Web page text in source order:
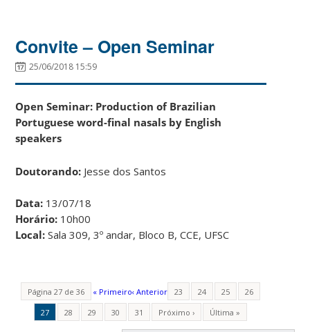
Convite – Open Seminar
25/06/2018 15:59
Open Seminar: Production of Brazilian
Portuguese word-final nasals by English
speakers
Doutorando: Jesse dos Santos
Data: 13/07/18
Horário: 10h00
Local: Sala 309, 3º andar, Bloco B, CCE, UFSC
Página 27 de 36 « Primeiro‹ Anterior 23 24 25
26
27
28 29 30 31 Próximo › Última »